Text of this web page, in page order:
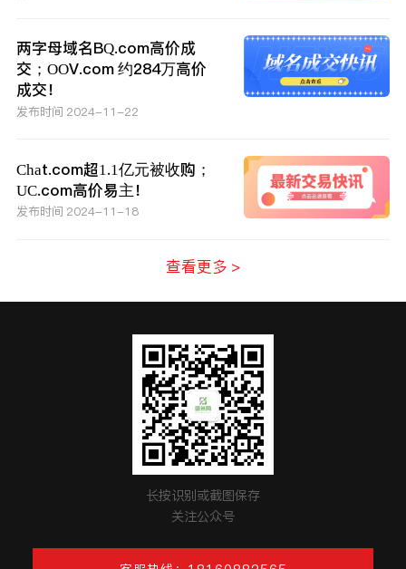
两字母域名BQ.com高价成
交；OOV.com 约284万高价
成交！
发布时间 2024-11-22
Chat.com超1.1亿元被收购；
UC.com高价易主！
发布时间 2024-11-18
查看更多 >
长按识别或截图保存
关注公众号